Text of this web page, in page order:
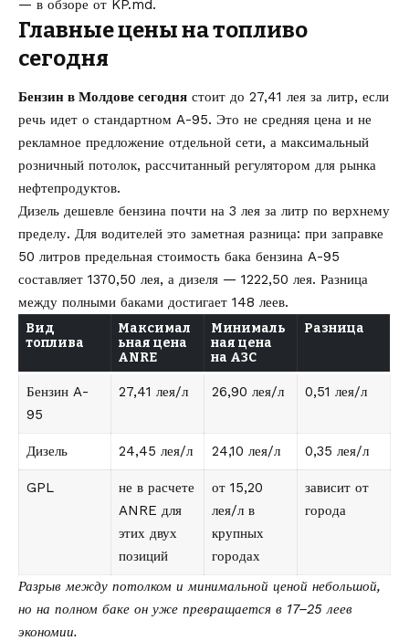
— в обзоре от KP.md.
Главные цены на топливо
сегодня
Бензин в Молдове сегодня стоит до 27,41 лея за литр, если
речь идет о стандартном A-95. Это не средняя цена и не
рекламное предложение отдельной сети, а максимальный
розничный потолок, рассчитанный регулятором для рынка
нефтепродуктов.
Дизель дешевле бензина почти на 3 лея за литр по верхнему
пределу. Для водителей это заметная разница: при заправке
50 литров предельная стоимость бака бензина A-95
составляет 1370,50 лея, а дизеля — 1222,50 лея. Разница
между полными баками достигает 148 леев.
Вид
топлива
Максимал
ьная цена
ANRE
Минималь
ная цена
на АЗС
Разница
Бензин A-
95
27,41 лея/л 26,90 лея/л 0,51 лея/л
Дизель 24,45 лея/л 24,10 лея/л 0,35 лея/л
GPL
не в расчете
ANRE для
этих двух
позиций
от 15,20
лея/л в
крупных
городах
зависит от
города
Разрыв между потолком и минимальной ценой небольшой,
но на полном баке он уже превращается в 17–25 леев
экономии.